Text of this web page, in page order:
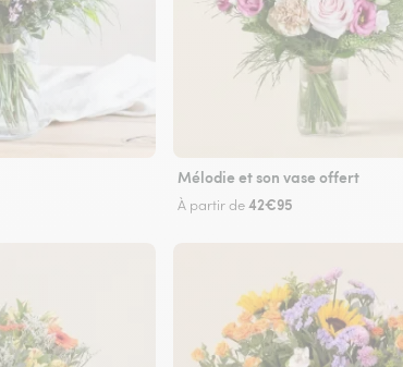
Mélodie et son vase offert
À partir de42€95